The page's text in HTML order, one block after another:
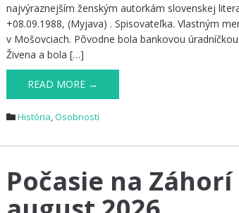
najvýraznejším ženským autorkám
+08.09.1988, (Myjava) . Spisovateľka. Vlastným
v Mošovciach. Pôvodne bola bankovou
Živena a bola […]
READ MORE →
História,Osobnosti
Počasie na